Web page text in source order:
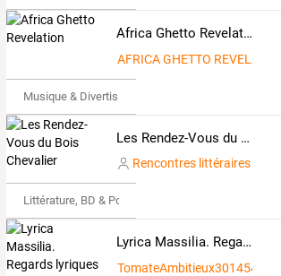
Africa Ghetto Revelation
AFRICA GHETTO REVELATION
Musique & Divertissements
Les Rendez-Vous du Bois Chevalier
Rencontres littéraires
Littérature, BD & Poésie
Lyrica Massilia. Regards lyriques et musicaux – Marseille & Provence
TomateAmbitieux3014541